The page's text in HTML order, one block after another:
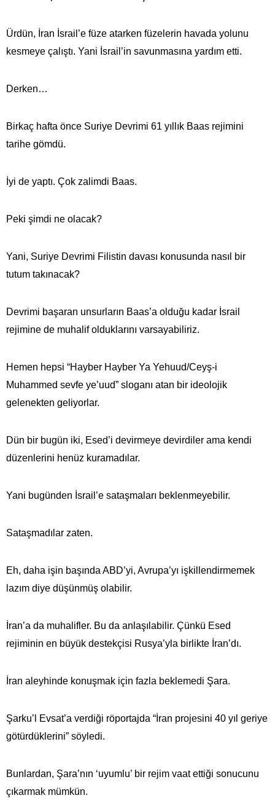
Ürdün, İran İsrail’e füze atarken füzelerin havada yolunu
kesmeye çalıştı. Yani İsrail’in savunmasına yardım etti.
Derken…
Birkaç hafta önce Suriye Devrimi 61 yıllık Baas rejimini
tarihe gömdü.
İyi de yaptı. Çok zalimdi Baas.
Peki şimdi ne olacak?
Yani, Suriye Devrimi Filistin davası konusunda nasıl bir
tutum takınacak?
Devrimi başaran unsurların Baas’a olduğu kadar İsrail
rejimine de muhalif olduklarını varsayabiliriz.
Hemen hepsi “Hayber Hayber Ya Yehuud/Ceyş-i
Muhammed sevfe ye’uud” sloganı atan bir ideolojik
gelenekten geliyorlar.
Dün bir bugün iki, Esed’i devirmeye devirdiler ama kendi
düzenlerini henüz kuramadılar.
Yani bugünden İsrail’e sataşmaları beklenmeyebilir.
Sataşmadılar zaten.
Eh, daha işin başında ABD’yi, Avrupa’yı işkillendirmemek
lazım diye düşünmüş olabilir.
İran’a da muhalifler. Bu da anlaşılabilir. Çünkü Esed
rejiminin en büyük destekçisi Rusya’yla birlikte İran’dı.
İran aleyhinde konuşmak için fazla beklemedi Şara.
Şarku’l Evsat’a verdiği röportajda “İran projesini 40 yıl geriye
götürdüklerini” söyledi.
Bunlardan, Şara’nın ‘uyumlu’ bir rejim vaat ettiği sonucunu
çıkarmak mümkün.